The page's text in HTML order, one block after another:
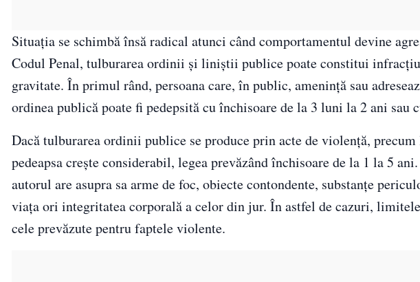
Situația se schimbă însă radical atunci când comportamentul devine
Codul Penal, tulburarea ordinii și liniștii publice poate constitui
gravitate. În primul rând, persoana care, în public, amenință sau
ordinea publică poate fi pedepsită cu închisoare de la 3 luni la 2 ani sau
Dacă tulburarea ordinii publice se produce prin acte de violență,
pedeapsa crește considerabil, legea prevăzând închisoare de la 1 la 5
autorul are asupra sa arme de foc, obiecte contondente, substanțe
viața ori integritatea corporală a celor din jur. În astfel de cazuri,
cele prevăzute pentru faptele violente.